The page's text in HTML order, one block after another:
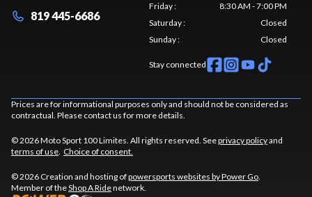
819 445-6686
Friday:
8:30 AM - 7:00 PM
Saturday:
Closed
Sunday: Closed
Stay connected
Prices are for informational purposes only and should not be considered as
contractual. Please contact us for more details.
© 2026 Moto Sport 100 Limites. All rights reserved. Seeprivacy policyand
terms of use. Choice of consent.
© 2026 Creation and hosting ofpowersports websites by Power Go.
Member of theShop A Ridenetwork.